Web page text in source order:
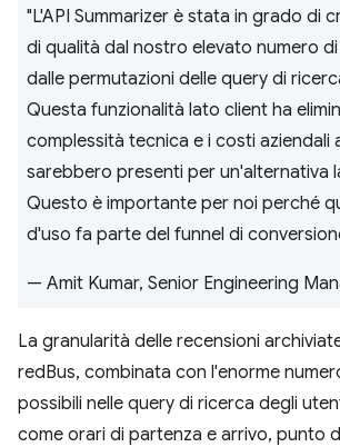
"L'API Summarizer è stata in grado di
di qualità dal nostro elevato numero
dalle permutazioni delle query di
Questa funzionalità lato client ha
complessità tecnica e i costi aziendali
sarebbero presenti per un'alternativa
Questo è importante per noi perché
d'uso fa parte del funnel di
— Amit Kumar, Senior Engineering
La granularità delle recensioni
redBus, combinata con l'enorme
possibili nelle query di ricerca degli
come orari di partenza e arrivo, punto